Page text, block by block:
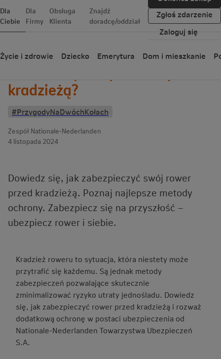
Dla
Ciebie
Dla
Firmy
Obsługa
Klienta
Znajdź
doradcę/oddział
Zgłoś zdarzenie
Zaloguj się
Życie i zdrowie Dziecko Emerytura Dom i mieszkanie
Wróć
kradzieżą?
#PrzygodyNaDwóchKołach
Zespół Nationale-Nederlanden
4 listopada 2024
Dowiedz się, jak zabezpieczyć swój rower
przed kradzieżą. Poznaj najlepsze metody
ochrony. Zabezpiecz się na przyszłość –
ubezpiecz rower i siebie.
Kradzież roweru to sytuacja, która niestety może
przytrafić się każdemu. Są jednak metody
zabezpieczeń pozwalające skutecznie
zminimalizować ryzyko utraty jednośladu. Dowiedz
się, jak zabezpieczyć rower przed kradzieżą i rozważ
dodatkową ochronę w postaci ubezpieczenia od
Nationale-Nederlanden Towarzystwa Ubezpieczeń
S.A.